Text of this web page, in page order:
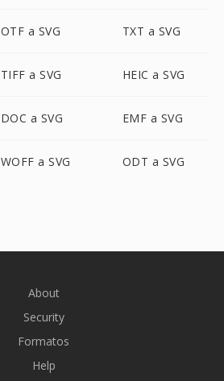
OTF a SVG TXT a SVG
TIFF a SVG HEIC a SVG
DOC a SVG EMF a SVG
WOFF a SVG ODT a SVG
About
Security
Formatos
Help